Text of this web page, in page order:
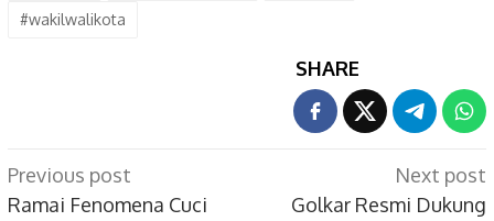
#wakilwalikota
SHARE
Post
navigation
Previous post
Ramai Fenomena Cuci
Next post
Golkar Resmi Dukung